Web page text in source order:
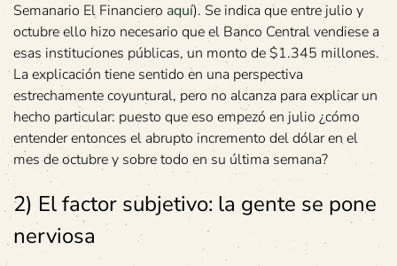
Semanario El Financiero aquí). Se indica que entre julio y
octubre ello hizo necesario que el Banco Central vendiese a
esas instituciones públicas, un monto de $1.345 millones.
La explicación tiene sentido en una perspectiva
estrechamente coyuntural, pero no alcanza para explicar un
hecho particular: puesto que eso empezó en julio ¿cómo
entender entonces el abrupto incremento del dólar en el
mes de octubre y sobre todo en su última semana?
2) El factor subjetivo: la gente se pone
nerviosa